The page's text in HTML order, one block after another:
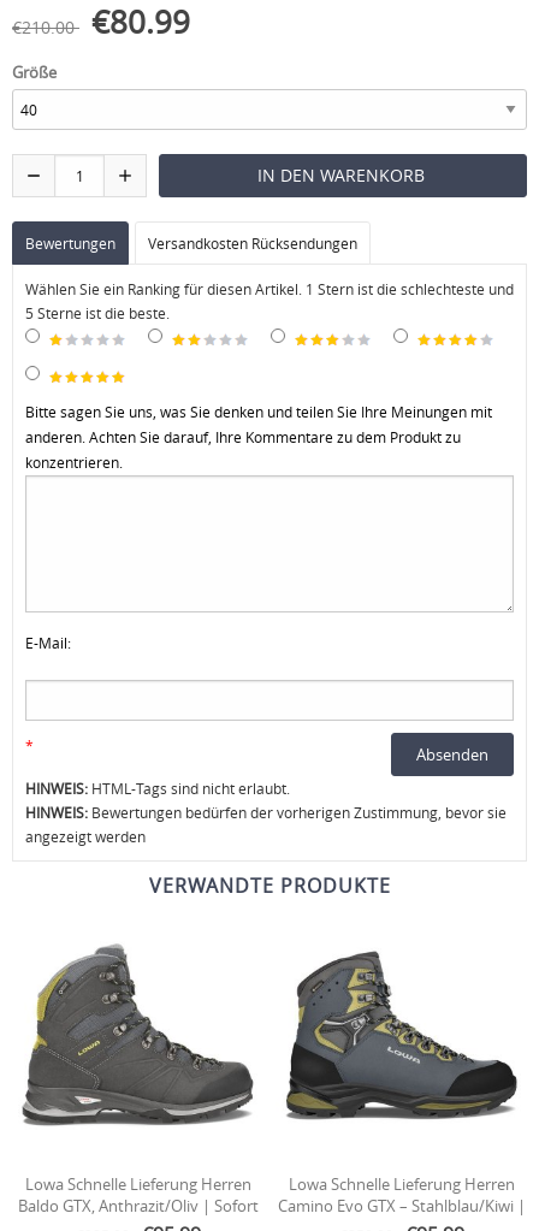
€210.00 €80.99
Größe
Bewertungen Versandkosten Rücksendungen
Wählen Sie ein Ranking für diesen Artikel. 1 Stern ist die schlechteste und
5 Sterne ist die beste.
Bitte sagen Sie uns, was Sie denken und teilen Sie Ihre Meinungen mit
anderen. Achten Sie darauf, Ihre Kommentare zu dem Produkt zu
konzentrieren.
E-Mail:
*
HINWEIS: HTML-Tags sind nicht erlaubt.
HINWEIS: Bewertungen bedürfen der vorherigen Zustimmung, bevor sie
angezeigt werden
VERWANDTE PRODUKTE
Lowa Schnelle Lieferung Herren
Baldo GTX, Anthrazit/Oliv | Sofort
Lowa Schnelle Lieferung Herren
Camino Evo GTX – Stahlblau/Kiwi |